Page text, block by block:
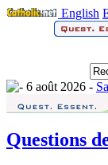
English
6 août 2026 -
Questions